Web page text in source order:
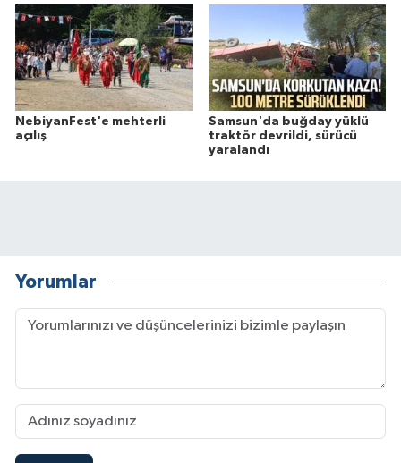
NebiyanFest'e mehterli
açılış
Samsun'da buğday yüklü
traktör devrildi, sürücü
yaralandı
Yorumlar